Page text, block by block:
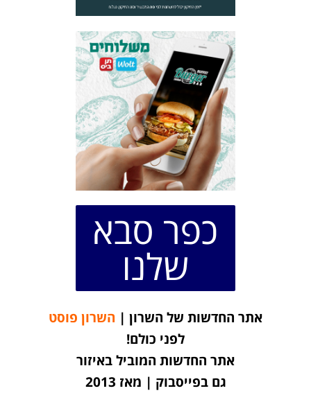
כפר סבא
שלנו
אתר החדשות של השרון | השרון פוסט
לפני כולם!
אתר החדשות המוביל באיזור
גם בפייסבוק | מאז 2013